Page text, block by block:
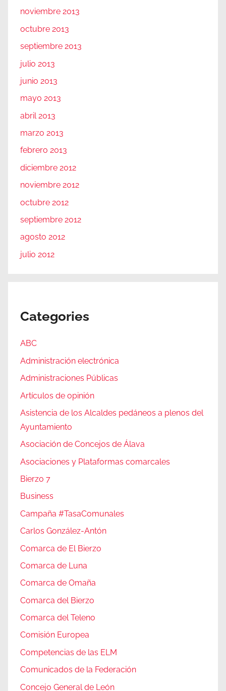
noviembre 2013
octubre 2013
septiembre 2013
julio 2013
junio 2013
mayo 2013
abril 2013
marzo 2013
febrero 2013
diciembre 2012
noviembre 2012
octubre 2012
septiembre 2012
agosto 2012
julio 2012
Categories
ABC
Administración electrónica
Administraciones Públicas
Artículos de opinión
Asistencia de los Alcaldes pedáneos a plenos del
Ayuntamiento
Asociación de Concejos de Álava
Asociaciones y Plataformas comarcales
Bierzo 7
Business
Campaña #TasaComunales
Carlos González-Antón
Comarca de El Bierzo
Comarca de Luna
Comarca de Omaña
Comarca del Bierzo
Comarca del Teleno
Comisión Europea
Competencias de las ELM
Comunicados de la Federación
Concejo General de León